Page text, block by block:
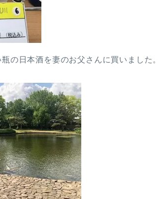
の日本酒を妻のお父さんに買いました。